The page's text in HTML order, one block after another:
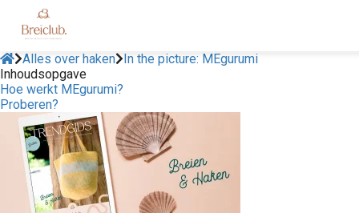
Alles over haken
In the picture: MEgurumi
Inhoudsopgave
Hoe werkt MEgurumi?
Proberen?